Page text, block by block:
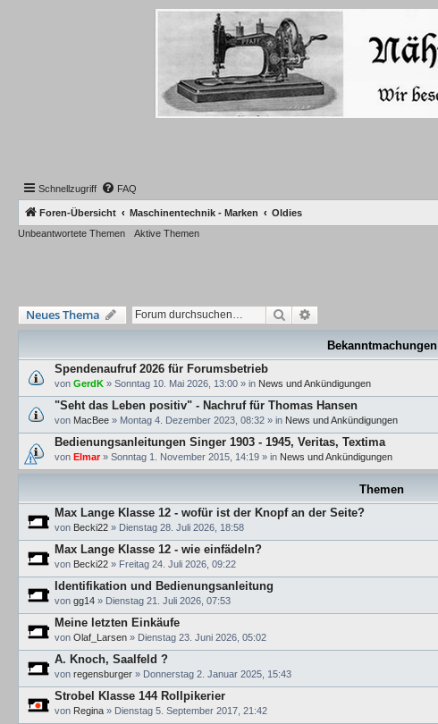
Schnellzugriff FAQ
Foren-Übersicht Maschinentechnik - Marken
Oldies
Unbeantwortete Themen
Aktive Themen
Neues Thema Suche
Bekanntmachungen
Spendenaufruf 2026 für Forumsbetrieb
von GerdK » Sonntag 10. Mai 2026, 13:00 » in News und Ankündigungen
"Seht das Leben positiv" - Nachruf für Thomas Hansen
von MacBee » Montag 4. Dezember 2023, 08:32 » in News und Ankündigungen
Bedienungsanleitungen Singer 1903 - 1945, Veritas, Textima
von Elmar» Sonntag 1. November 2015, 14:19 » in News und Ankündigungen
Themen
Max Lange Klasse 12 - wofür ist der Knopf an der Seite?
von Becki22 » Dienstag 28. Juli 2026, 18:58
Max Lange Klasse 12 - wie einfädeln?
von Becki22 » Freitag 24. Juli 2026, 09:22
Identifikation und Bedienungsanleitung
von gg14 » Dienstag 21. Juli 2026, 07:53
Meine letzten Einkäufe
von Olaf_Larsen » Dienstag 23. Juni 2026, 05:02
A. Knoch, Saalfeld ?
von regensburger » Donnerstag 2. Januar 2025, 15:43
Strobel Klasse 144 Rollpikerier
von Regina » Dienstag 5. September 2017, 21:42